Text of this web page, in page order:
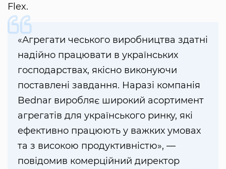
Flex.
«Агрегати чеського виробництва здатні
надійно працювати в українських
господарствах, якісно виконуючи
поставлені завдання. Наразі компанія
Bednar виробляє широкий асортимент
агрегатів для українського ринку, які
ефективно працюють у важких умовах
та з високою продуктивністю», —
повідомив комерційний директор